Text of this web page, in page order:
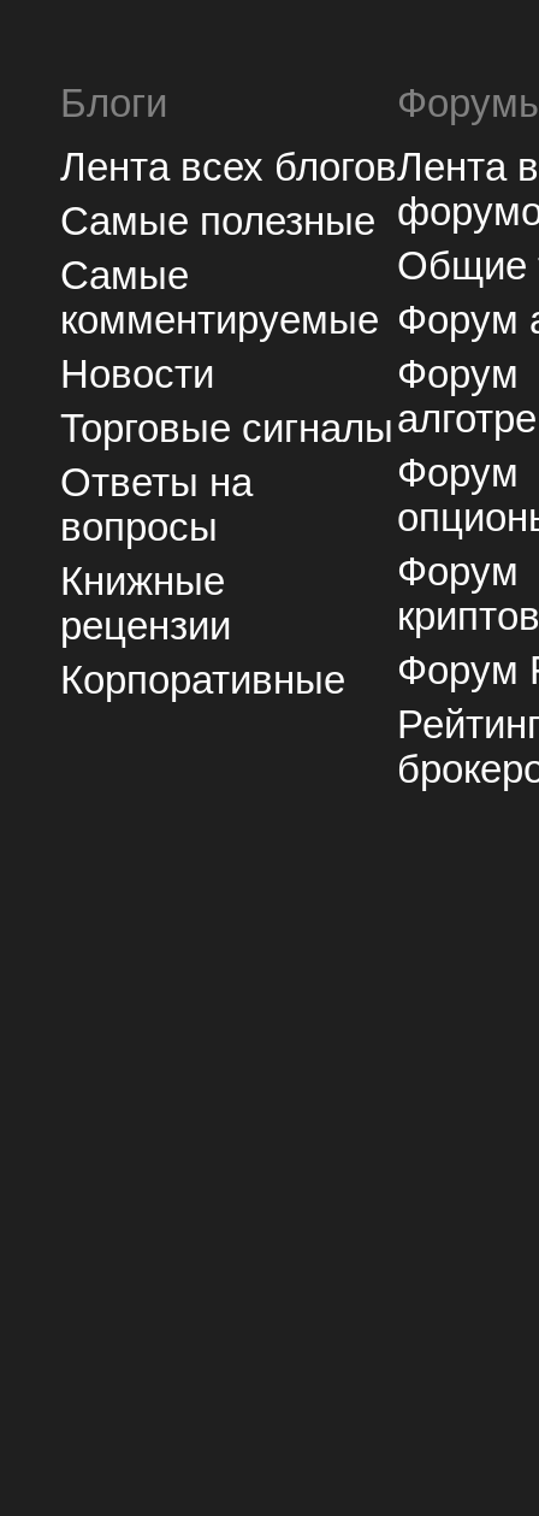
Блоги
Лента всех блогов
Самые полезные
Самые
комментируемые
Новости
Торговые сигналы
Ответы на
вопросы
Книжные
рецензии
Корпоративные
Лента
Общие
Форум
Форум
Форум
Форум
Форум